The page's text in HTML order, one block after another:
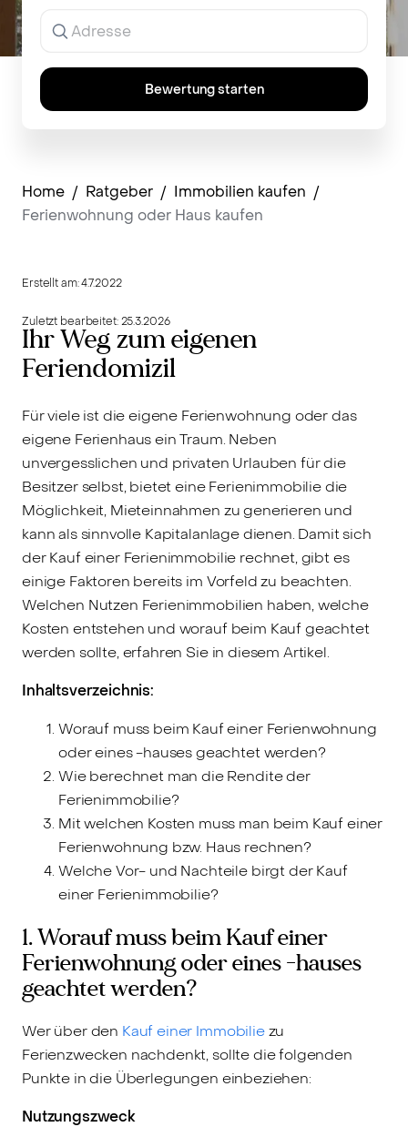
werden
der
Eingabe
angezeigt.
Bewertung starten
Home / Ratgeber / Immobilien kaufen /
Ferienwohnung oder Haus kaufen
Erstellt am:4.7.2022
Zuletzt bearbeitet:25.3.2026
Ihr Weg zum eigenen
Feriendomizil
Für viele ist die eigene Ferienwohnung oder das
eigene Ferienhaus ein Traum. Neben
unvergesslichen und privaten Urlauben für die
Besitzer selbst, bietet eine Ferienimmobilie die
Möglichkeit, Mieteinnahmen zu generieren und
kann als sinnvolle Kapitalanlage dienen. Damit sich
der Kauf einer Ferienimmobilie rechnet, gibt es
einige Faktoren bereits im Vorfeld zu beachten.
Welchen Nutzen Ferienimmobilien haben, welche
Kosten entstehen und worauf beim Kauf geachtet
werden sollte, erfahren Sie in diesem Artikel.
Inhaltsverzeichnis:
Worauf muss beim Kauf einer Ferienwohnung
oder eines -hauses geachtet werden?
Wie berechnet man die Rendite der
Ferienimmobilie?
Mit welchen Kosten muss man beim Kauf einer
Ferienwohnung bzw. Haus rechnen?
Welche Vor- und Nachteile birgt der Kauf
einer Ferienimmobilie?
1. Worauf muss beim Kauf einer
Ferienwohnung oder eines -hauses
geachtet werden?
Wer über den Kauf einer Immobiliezu
Ferienzwecken nachdenkt, sollte die folgenden
Punkte in die Überlegungen einbeziehen:
Nutzungszweck